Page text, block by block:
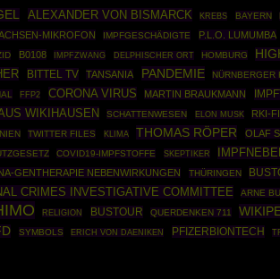
ALEXANDER VON BISMARCK KREBS BAYERN
MIKROFON IMPFGESCHÄDIGTE P.L.O. LUMUMBA
B0108 IMPFZWANG DELPHISCHER ORT HOMBURG
BITTEL TV TANSANIA PANDEMIE NÜRNBERGER
FFP2 CORONA VIRUS MARTIN BRAUKMANN
WIKIHAUSEN SCHATTENWESEN ELON MUSK RKI-
TWITTER FILES KLIMA THOMAS RÖPER OLAF
COVID19-IMPFSTOFFE SKEPTIKER
GENTHERAPIE NEBENWIRKUNGEN THÜRINGEN
CRIMES INVESTIGATIVE COMMITTEE ARNE
RELIGION BUSTOUR QUERDENKEN 711
SYMBOLS ERICH VON DAENIKEN PFIZERBIONTECH